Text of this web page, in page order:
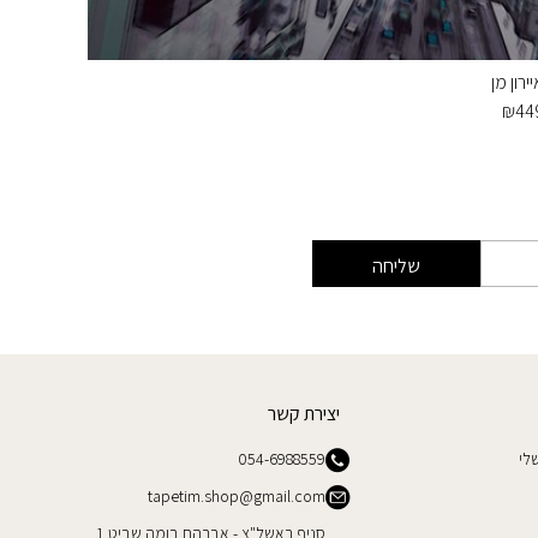
מן
₪
שליחה
יצירת קשר
054-6988559
tapetim.shop@gmail.com
סניף ראשל"צ - אברהם בומה שביט 1